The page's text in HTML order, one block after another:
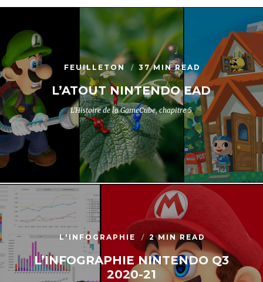
FEUILLETON 37 MIN READ
L’ATOUT NINTENDO EAD
L'Histoire de la GameCube, chapitre 5
L'INFOGRAPHIE 2 MIN READ
L’INFOGRAPHIE NINTENDO Q3
2020-21